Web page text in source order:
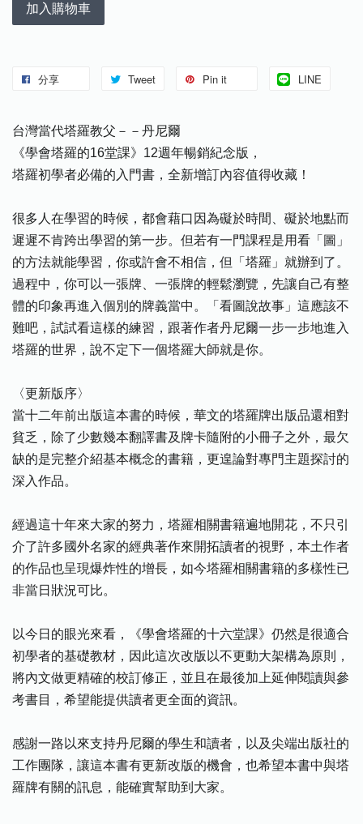
加入購物車
分享 Tweet Pin it LINE
台灣當代塔羅教父－－丹尼爾
《學會塔羅的16堂課》12週年暢銷紀念版，
塔羅初學者必備的入門書，全新增訂內容值得收藏！
很多人在學習的時候，都會藉口因為礙於時間、礙於地點而
遲遲不肯跨出學習的第一步。但若有一門課程是用看「圖」
的方法就能學習，你或許會不相信，但「塔羅」就辦到了。
過程中，你可以一張牌、一張牌的輕鬆瀏覽，先讓自己有整
體的印象再進入個別的牌義當中。「看圖說故事」這應該不
難吧，試試看這樣的練習，跟著作者丹尼爾一步一步地進入
塔羅的世界，說不定下一個塔羅大師就是你。
〈更新版序〉
當十二年前出版這本書的時候，華文的塔羅牌出版品還相對
貧乏，除了少數幾本翻譯書及牌卡隨附的小冊子之外，最欠
缺的是完整介紹基本概念的書籍，更遑論對專門主題探討的
深入作品。
經過這十年來大家的努力，塔羅相關書籍遍地開花，不只引
介了許多國外名家的經典著作來開拓讀者的視野，本土作者
的作品也呈現爆炸性的增長，如今塔羅相關書籍的多樣性已
非當日狀況可比。
以今日的眼光來看，《學會塔羅的十六堂課》仍然是很適合
初學者的基礎教材，因此這次改版以不更動大架構為原則，
將內文做更精確的校訂修正，並且在最後加上延伸閱讀與參
考書目，希望能提供讀者更全面的資訊。
感謝一路以來支持丹尼爾的學生和讀者，以及尖端出版社的
工作團隊，讓這本書有更新改版的機會，也希望本書中與塔
羅牌有關的訊息，能確實幫助到大家。